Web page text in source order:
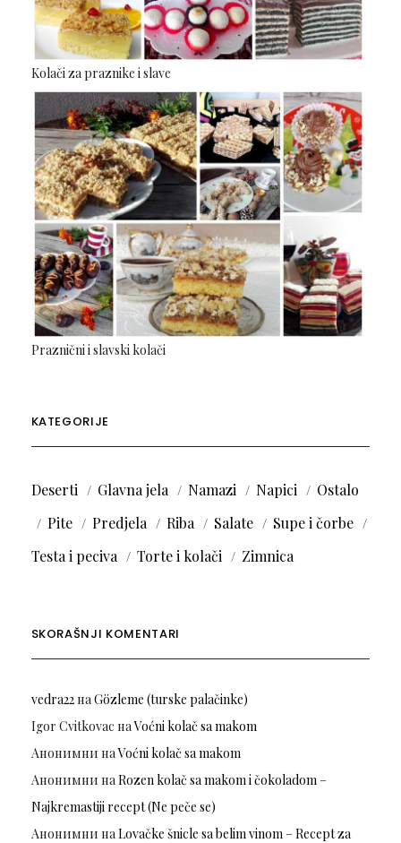
Kolači za praznike i slave
Praznični i slavski kolači
KATEGORIJE
Deserti Glavna jela Namazi Napici
Ostalo
Pite
Predjela Riba Salate
Supe i čorbe
Testa i peciva
Torte i kolači Zimnica
SKORAŠNJI KOMENTARI
vedra22на Gözleme (turske palačinke)
Igor Cvitkovac наVoćni kolač sa makom
Анонимни наVoćni kolač sa makom
Анонимни на Rozen kolač sa makom i čokoladom –
Najkremastiji recept (Ne peče se)
Анонимни на Lovačke šnicle sa belim vinom – Recept za